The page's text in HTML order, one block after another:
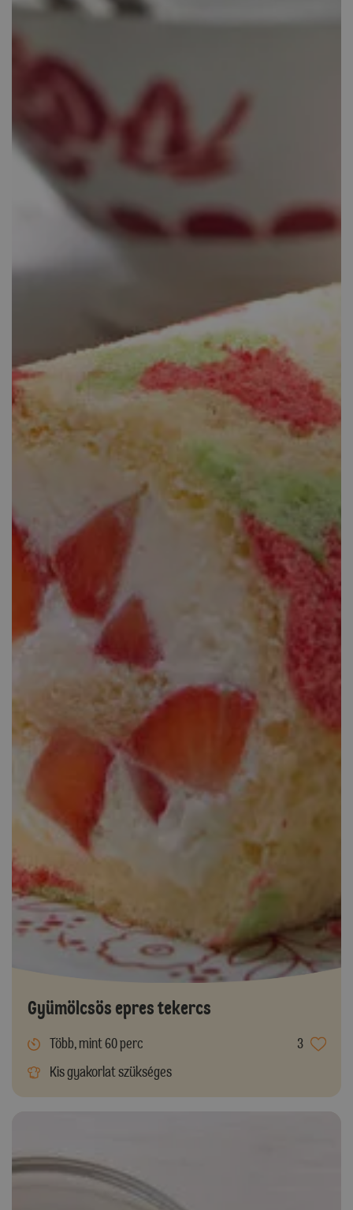
Gyümölcsös epres tekercs
Több, mint 60 perc
3
Kis gyakorlat szükséges